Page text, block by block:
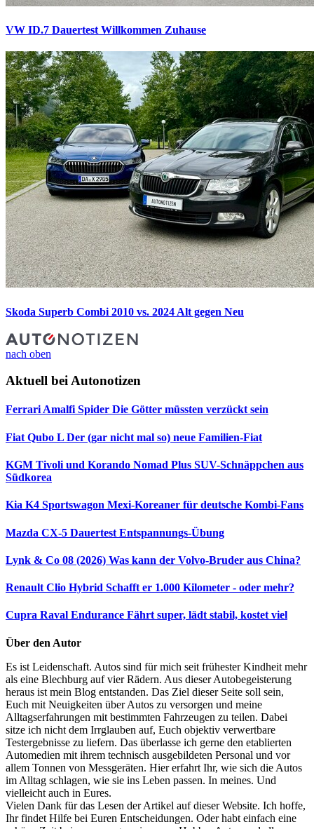
VW ID.7 Dauertest Willkommen Zuhause
Skoda Superb Combi 2010 vs. 2024 Alt gegen Neu
nach oben
Aktuell bei Autonotizen
Ferrari Amalfi Spider Die Götter müssten verzückt sein
Fiat Qubo L Der (gar nicht mal so) neue Familien-Fiat
KGM Tivoli und Korando Nomad Plus SUV-Schnäppchen aus
Südkorea
Kia K4 Sportswagon Mexi-Koreaner für deutsche Kombi-Fans
Mazda CX-5 Dauertest Entspannungs-Übung
Lynk & Co 08 (2026) Was kann der Volvo-Bruder aus China?
Renault Clio Hybrid Schafft er 1.000 Kilometer - oder mehr?
Cupra Raval Endurance Fährt super, lädt stabil, kostet viel
Über den Autor
Es ist Leidenschaft. Autos sind für mich seit frühester Kindheit mehr
als eine Blechburg auf vier Rädern. Aus dieser Autobegeisterung
heraus ist mein Blog entstanden. Das Ziel dieser Seite soll sein,
Euch mit Neuigkeiten über Autos zu versorgen und meine
Alltagserfahrungen mit bestimmten Fahrzeugen zu teilen. Dabei
sitze ich nicht dem Irrglauben auf, Euch objektiv verwertbare
Testergebnisse zu liefern. Das überlasse ich gerne den etablierten
Automedien mit ihrem technisch ausgebildeten Personal und vor
allem Tonnen von Messgeräten. Hier erfahrt Ihr, wie sich die Autos
im Alltag schlagen, wie sie ins Leben passen. In meines. Und
vielleicht auch in Eures.
Vielen Dank für das Lesen der Artikel auf dieser Website. Ich hoffe,
Ihr findet Hilfe bei Euren Entscheidungen. Oder habt einfach eine